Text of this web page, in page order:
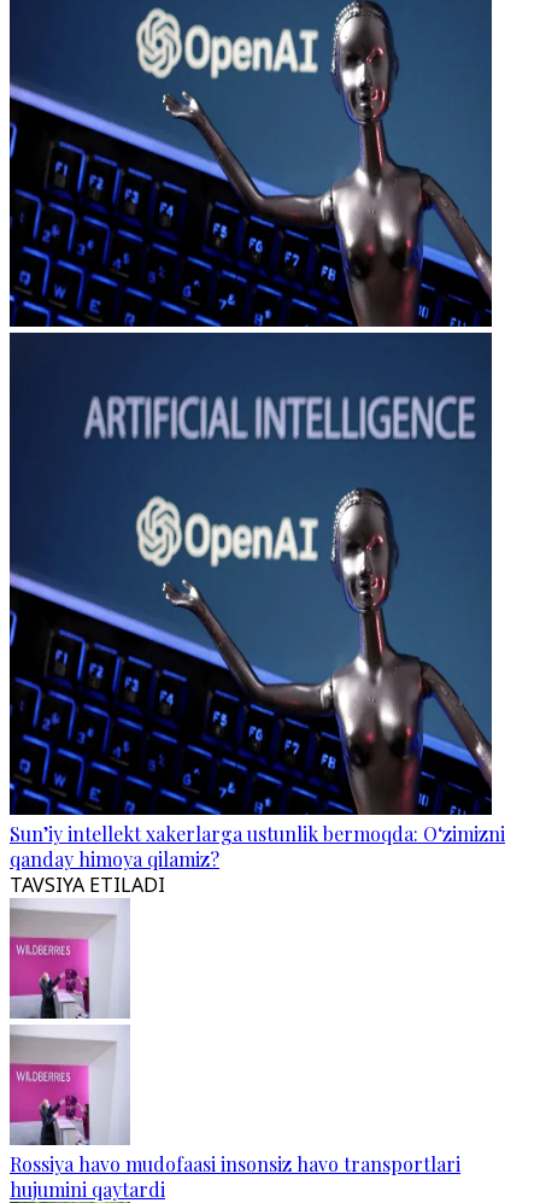
Sun’iy intellekt xakerlarga ustunlik bermoqda: O‘zimizni
qanday himoya qilamiz?
TAVSIYA ETILADI
Rossiya havo mudofaasi insonsiz havo transportlari
hujumini qaytardi